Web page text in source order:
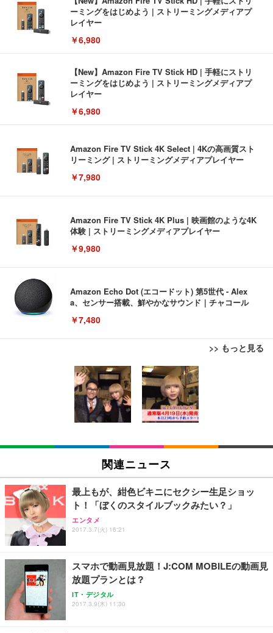
ーミングをはじめよう | ストリーミングメディアプ
レイヤー
￥6,980
【New】Amazon Fire TV Stick HD | 手軽にストリ
ーミングをはじめよう | ストリーミングメディアプ
レイヤー
￥6,980
Amazon Fire TV Stick 4K Select | 4Kの高画質スト
リーミング | ストリーミングメディアプレイヤー
￥7,980
Amazon Fire TV Stick 4K Plus | 映画館のような4K
体験 | ストリーミングメディアプレイヤー
￥9,980
Amazon Echo Dot (エコードット) 第5世代 - Alex
a、センサー搭載、鮮やかなサウンド｜チャコール
￥7,480
>> もっと見る
[EdoErgo] オフィスチェア 椅子 テレワーク 疲れな
い 跳ね上げ式アームレスト コンパクト 約105度ロッ
キング pc 事務椅子 360度回転 座面昇降 強化ナイロ
ン樹脂ベース 通気性メッシュ 在宅ワーク H-WY01
(黒網+黒枠+黒足)
￥5,699
SIHOO B100 オフィスチェア／デスクチェア メッシ
ュチェア 人間工学 疲れない ブラック
￥27,999
Sezlife オフィスチェア デスクチェア 疲れない テレ
ワーク チェア 強化バックレスト 30度ロッキング機
能 人間工学 椅子 腰サポート 90度跳ね上げ式アーム
務用 おしゃれ パソコンチェア (ブラック)
Sezlife オフィスチェア デスクチェア 疲れない テレ
ワーク チェア 強化バックレスト 30度ロッキング機
能 人間工学 椅子 腰サポート 90度跳ね上げ式アーム
EIZO ビジネス向けプレミアムモニター | FlexScan
EV3240X-WT | 31.5型4K UHD・USB Type-C・ホワ
イト
￥105,595
EIZO ビジネス向けプレミアムモニター | FlexScan
【純正品】27"ゲーミングモニター DualSense 充電
フック付き（CFI-ZDM1J）
【整備済み品】Dell E2724HS 27インチ 液晶モニタ
ー フルHD（1920×1080）VA 非光沢 HDMI/DisplayP
ort/VGA スピーカー内蔵 高さ調整 スイベル VESA対
Amazonベーシック ペットシーツ 薄型 レギュラー 1
回使い捨て 無香料 ホワイト 300枚
￥3,373
Amazonベーシック ペットシーツ 厚型 ワイド 42枚
x2袋(84枚) ホワイト(吸収面:ライトブルー)
￥3,234
ネオ・ルーライフ ネオ・オムツ L 中型犬用 26枚入
り 単品
Smart Basic(スマートベーシック) 【Amazon.co.jp
限定】 Smart Basic アイリスオーヤマ ペットシーツ
超厚型 お徳用 ワイド 100枚入 (x 1) (ケース販売)
関連ニュース
最上もが、紺色ビキニにセクシー生足ショッ
ト！「ぼくのスタイルブックみたい？」
エンタメ
2017.3.7(火) 16:21
スマホで動画見放題！J:COM MOBILEの動画見
放題プランとは？
IT・デジタル
2017.3.9(木) 11:30